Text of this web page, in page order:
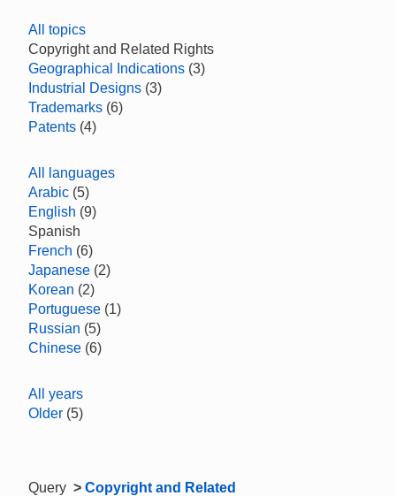
All topics
Copyright and Related Rights
Geographical Indications (3)
Industrial Designs (3)
Trademarks (6)
Patents (4)
All languages
Arabic (5)
English (9)
Spanish
French (6)
Japanese (2)
Korean (2)
Portuguese (1)
Russian (5)
Chinese (6)
All years
Older (5)
Query > Copyright and Related